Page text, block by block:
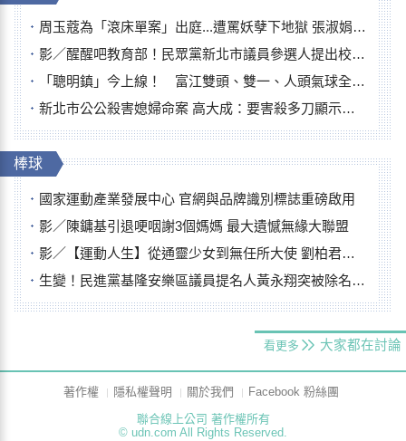
周玉蔻為「滾床單案」出庭...遭罵妖孽下地獄 張淑娟批：舌頭殺人有罪
影／醒醒吧教育部！民眾黨新北市議員參選人提出校園反毒防線升級政見
「聰明鎮」今上線！ 富江雙頭、雙一、人頭氣球全登場
新北市公公殺害媳婦命案 高大成：要害殺多刀顯示怨恨深
棒球
國家運動產業發展中心 官網與品牌識別標誌重磅啟用
影／陳鏞基引退哽咽謝3個媽媽 最大遺憾無緣大聯盟
影／【運動人生】從通靈少女到無任所大使 劉柏君女裁判人生國際發光
生變！民進黨基隆安樂區議員提名人黃永翔突被除名 將另提他人
看更多 大家都在討論
著作權 隱私權聲明 關於我們
Facebook 粉絲團
聯合線上公司 著作權所有
© udn.com All Rights Reserved.